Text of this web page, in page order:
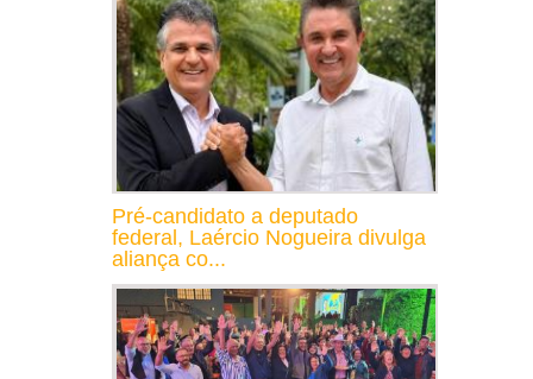
Pré-candidato a deputado
federal, Laércio Nogueira divulga
aliança co...